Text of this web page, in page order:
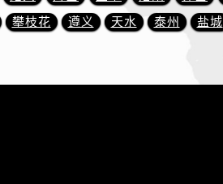
攀枝花 遵义 天水 泰州 盐城